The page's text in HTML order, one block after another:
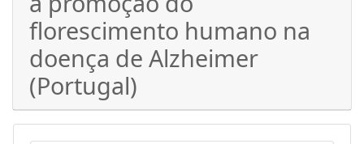
florescimento humano na
doença de Alzheimer
(Portugal)